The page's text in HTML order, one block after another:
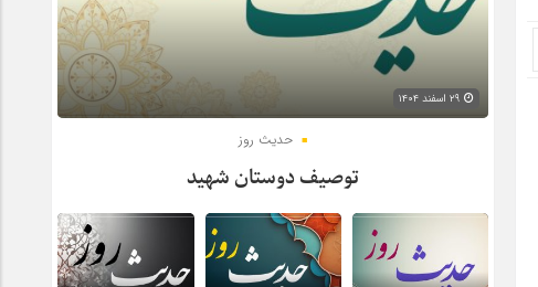
حدیث روز
توصیف دوستان شهید